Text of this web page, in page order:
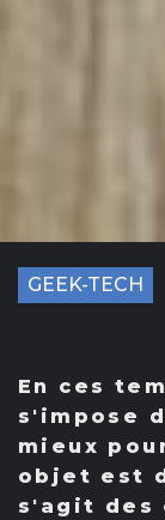
GEEK-TECH
En ces
s'impose
mieux
objet est
s'agit des